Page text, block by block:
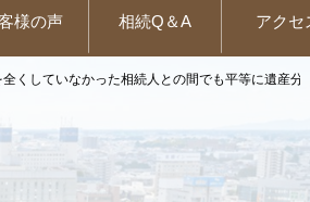
様の声 相続Q＆A アクセ
くしていなかった相続人との間でも平等に遺産分